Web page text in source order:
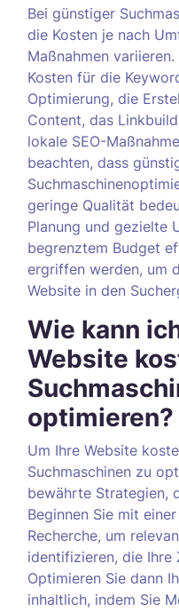
Bei günstiger
die Kosten je nach
Maßnahmen
Kosten für die
Optimierung, die
Content, das
lokale SEO-
beachten, dass
geringe Qualität
Planung und gezielte
begrenztem Budget
ergriffen werden, um
Website in den
Wie kann
Website
optimieren?
Um Ihre Website
Suchmaschinen zu
bewährte Strategien,
Beginnen Sie mit
Recherche, um
identifizieren, die Ihre
Optimieren Sie dann
inhaltlich, indem Sie